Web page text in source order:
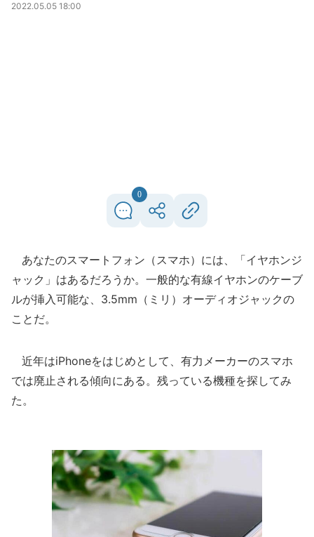
2022.05.05 18:00
0
あなたのスマートフォン（スマホ）には、「イヤホンジ
ャック」はあるだろうか。一般的な有線イヤホンのケーブ
ルが挿入可能な、3.5mm（ミリ）オーディオジャックの
ことだ。
近年はiPhoneをはじめとして、有力メーカーのスマホ
では廃止される傾向にある。残っている機種を探してみ
た。